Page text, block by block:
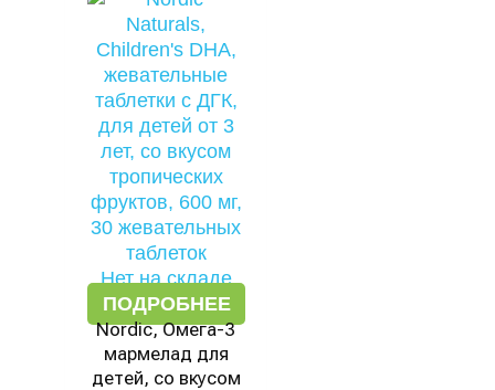
Нет на складе
ПОДРОБНЕЕ
Nordic, Омега-3
мармелад для
детей, со вкусом